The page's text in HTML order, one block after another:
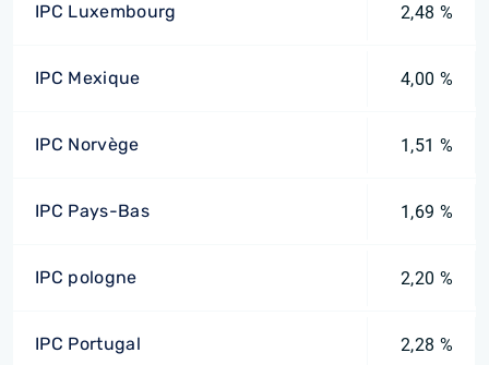
IPC Luxembourg 2,48 %
IPC Mexique 4,00 %
IPC Norvège 1,51 %
IPC Pays-Bas 1,69 %
IPC pologne 2,20 %
IPC Portugal 2,28 %